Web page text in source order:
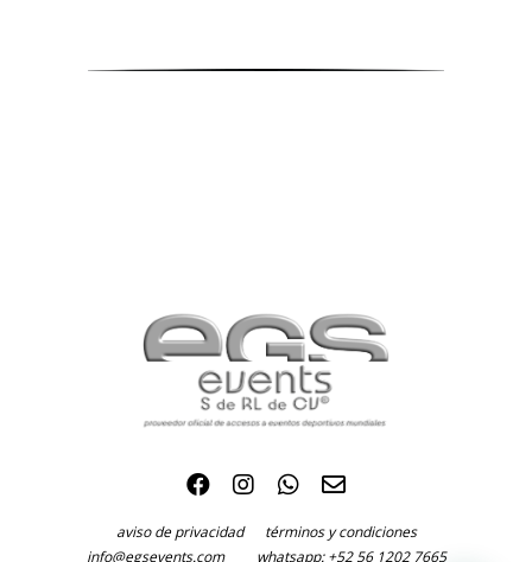
aviso de privacidad términos y condiciones
info@egsevents.com
whatsapp: +52 56 1202 7665